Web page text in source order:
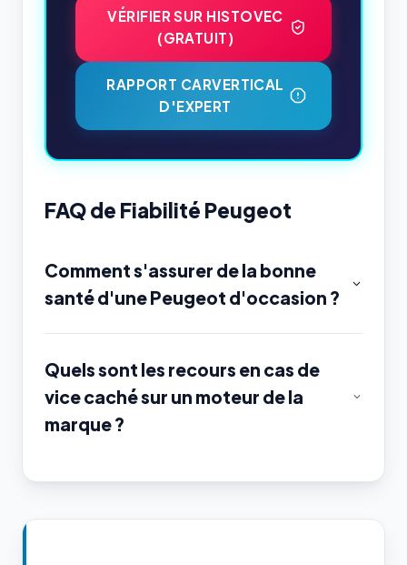
VÉRIFIER SUR HISTOVEC
(GRATUIT)
RAPPORT CARVERTICAL
D'EXPERT
FAQ de Fiabilité Peugeot
Comment s'assurer de la bonne
santé d'une Peugeot d'occasion ?
Quels sont les recours en cas de
vice caché sur un moteur de la
marque ?